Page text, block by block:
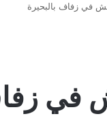
في زفاف بالبحيرة